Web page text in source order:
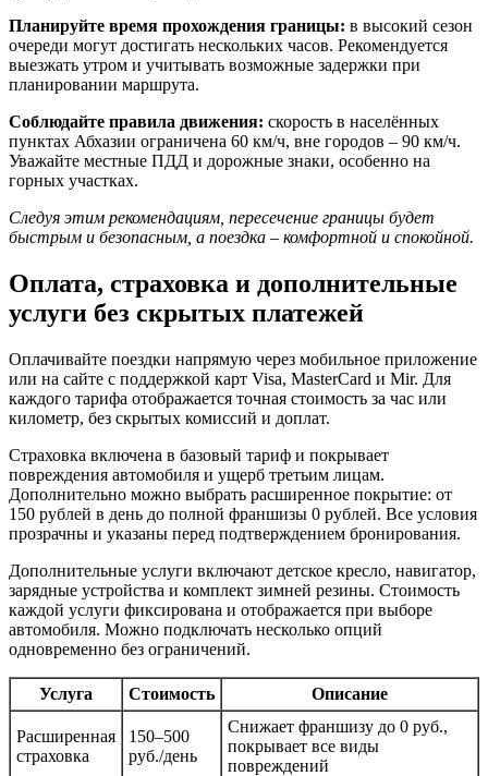
Планируйте время прохождения границы: в высокий сезон
очереди могут достигать нескольких часов. Рекомендуется
выезжать утром и учитывать возможные задержки при
планировании маршрута.
Соблюдайте правила движения: скорость в населённых
пунктах Абхазии ограничена 60 км/ч, вне городов – 90 км/ч.
Уважайте местные ПДД и дорожные знаки, особенно на
горных участках.
Следуя этим рекомендациям, пересечение границы будет
быстрым и безопасным, а поездка – комфортной и спокойной.
Оплата, страховка и дополнительные
услуги без скрытых платежей
Оплачивайте поездки напрямую через мобильное приложение
или на сайте с поддержкой карт Visa, MasterCard и Mir. Для
каждого тарифа отображается точная стоимость за час или
километр, без скрытых комиссий и доплат.
Страховка включена в базовый тариф и покрывает
повреждения автомобиля и ущерб третьим лицам.
Дополнительно можно выбрать расширенное покрытие: от
150 рублей в день до полной франшизы 0 рублей. Все условия
прозрачны и указаны перед подтверждением бронирования.
Дополнительные услуги включают детское кресло, навигатор,
зарядные устройства и комплект зимней резины. Стоимость
каждой услуги фиксирована и отображается при выборе
автомобиля. Можно подключать несколько опций
одновременно без ограничений.
Услуга Стоимость Описание
Расширенная
страховка
150–500
руб./день
Снижает франшизу до 0 руб.,
покрывает все виды
повреждений